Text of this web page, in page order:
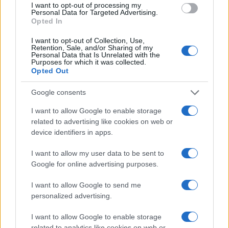
I want to opt-out of processing my
Personal Data for Targeted Advertising.
Opted In
I want to opt-out of Collection, Use,
Retention, Sale, and/or Sharing of my
Personal Data that Is Unrelated with the
Purposes for which it was collected.
Opted Out
Google consents
I want to allow Google to enable storage
related to advertising like cookies on web or
device identifiers in apps.
I want to allow my user data to be sent to
Google for online advertising purposes.
I want to allow Google to send me
personalized advertising.
I want to allow Google to enable storage